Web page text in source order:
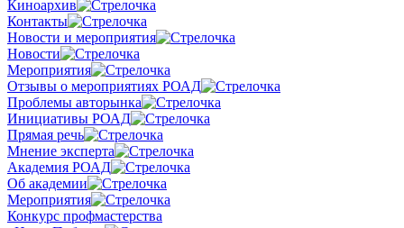
Киноархив
Контакты
Новости и мероприятия
Новости
Мероприятия
Отзывы о мероприятиях РОАД
Проблемы авторынка
Инициативы РОАД
Прямая речь
Мнение эксперта
Академия РОАД
Об академии
Мероприятия
Конкурс профмастерства